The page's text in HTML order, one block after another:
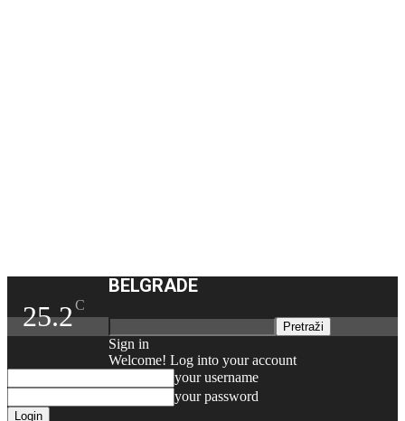
25.2C
BELGRADE
Sign in
Welcome! Log into your account
your username
your password